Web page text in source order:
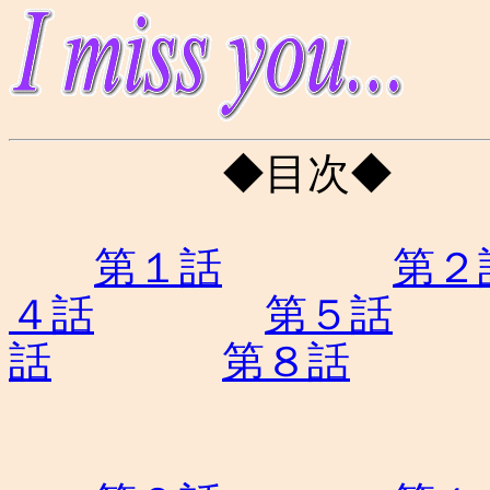
◆目次◆
第１話
第２
４話
第５話
話
第８話